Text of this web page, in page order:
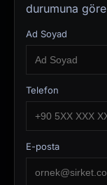
durumuna göre
Ad Soyad
Telefon
E-posta